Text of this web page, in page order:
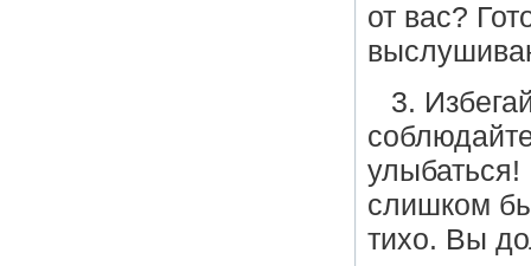
от вас?
3.
слишком
тихо. Вы